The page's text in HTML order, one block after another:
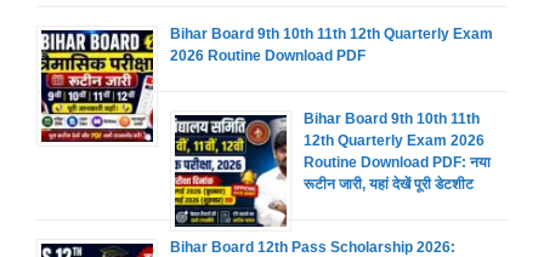
Bihar Board 9th 10th 11th 12th Quarterly Exam
2026 Routine Download PDF
Bihar Board 9th 10th 11th
12th Quarterly Exam 2026
Routine Download PDF: नया
रूटीन जारी, यहां देखें पूरी डेटशीट
Bihar Board 12th Pass Scholarship 2026: